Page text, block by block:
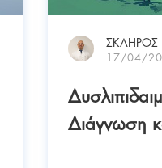
ΣΚΛΗΡΟΣ
17/04/
Διάγνωση